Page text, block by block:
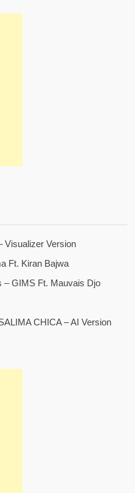
Visualizer Version
Ft. Kiran Bajwa
– GIMS Ft. Mauvais Djo
CHICA – AI Version